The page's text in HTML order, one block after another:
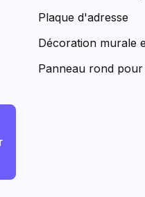
Plaque d'adresse
Décoration murale
Panneau rond